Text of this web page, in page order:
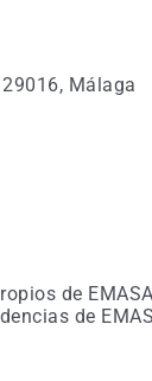
Málaga
de
de